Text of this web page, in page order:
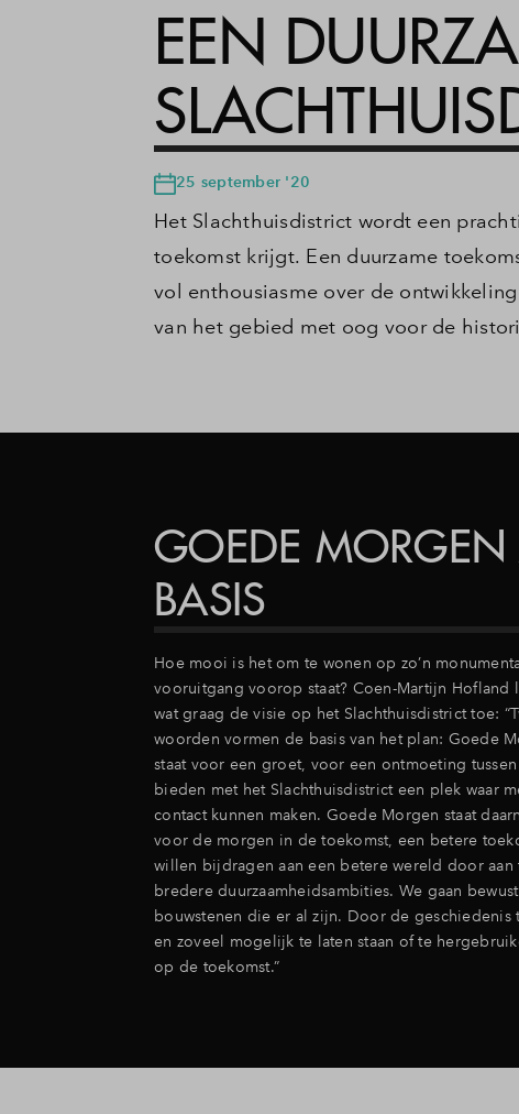
EEN
25 september '20
Het Slachthuisdistrict wordt een
toekomst krijgt. Een duurzame
vol enthousiasme over de
van het gebied met oog voor de
GOEDE MORGEN
BASIS
Hoe mooi is het om te wonen op zo’n
vooruitgang voorop staat? Coen-Martijn Hofland
wat graag de visie op het Slachthuisdistrict toe:
woorden vormen de basis van het plan: Goede
staat voor een groet, voor een ontmoeting
bieden met het Slachthuisdistrict een plek waar
contact kunnen maken. Goede Morgen staat
voor de morgen in de toekomst, een betere
willen bijdragen aan een betere wereld door aan
bredere duurzaamheidsambities. We gaan
bouwstenen die er al zijn. Door de geschiedenis
en zoveel mogelijk te laten staan of te
op de toekomst.”